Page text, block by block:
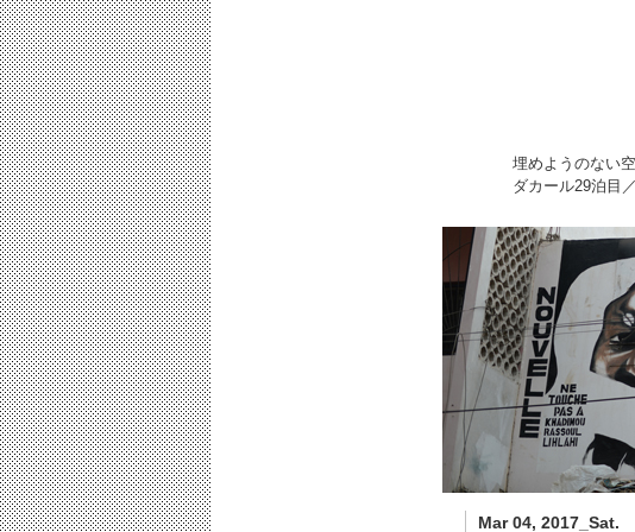
埋めようのない空
ダカール29泊目
Mar 04, 2017_Sat.